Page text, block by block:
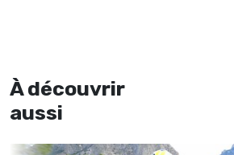
À découvrir
aussi